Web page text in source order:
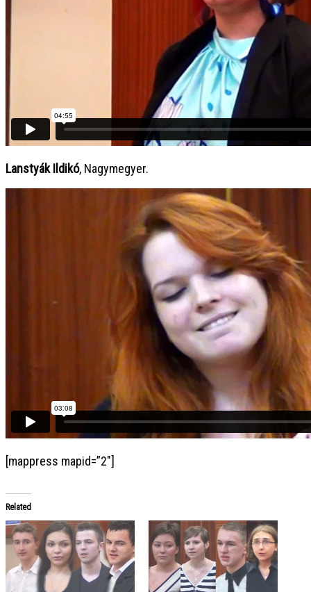
Lanstyák Ildikó, Nagymegyer.
[mappress mapid=”2″]
Related